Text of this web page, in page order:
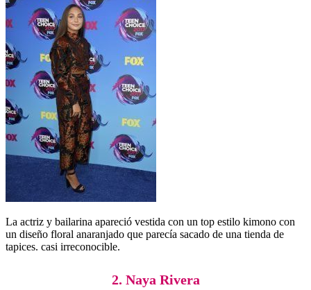
La actriz y bailarina apareció vestida con un top estilo kimono con
un diseño floral anaranjado que parecía sacado de una tienda de
tapices. casi irreconocible.
2. Naya Rivera